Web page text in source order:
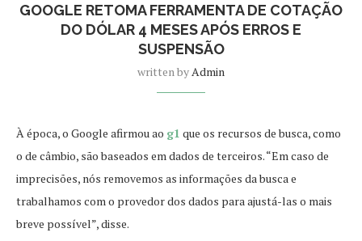
GOOGLE RETOMA FERRAMENTA DE COTAÇÃO
DO DÓLAR 4 MESES APÓS ERROS E
SUSPENSÃO
written by Admin
À época, o Google afirmou ao g1 que os recursos de busca, como
o de câmbio, são baseados em dados de terceiros. “Em caso de
imprecisões, nós removemos as informações da busca e
trabalhamos com o provedor dos dados para ajustá-las o mais
breve possível”, disse.